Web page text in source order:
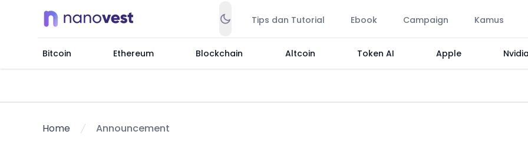
Tips dan Tutorial Ebook Campaign Kamus
Bitcoin Ethereum Blockchain Altcoin Token AI Apple Nvidia
Home Announcement